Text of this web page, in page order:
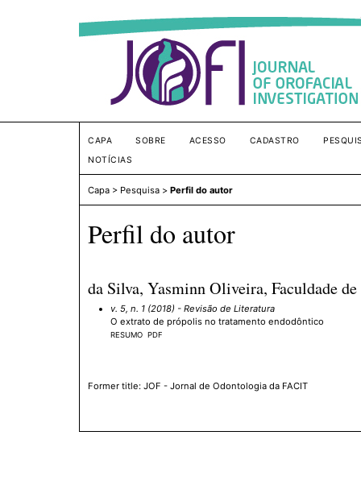
CAPA SOBRE ACESSO CADASTRO
NOTÍCIAS
Capa > Pesquisa > Perfil do autor
Perfil do autor
da Silva, Yasminn Oliveira, Faculdade
v. 5, n. 1 (2018) - Revisão de Literatura
O extrato de própolis no tratamento endodôntico
RESUMO PDF
Former title: JOF - Jornal de Odontologia da FACIT